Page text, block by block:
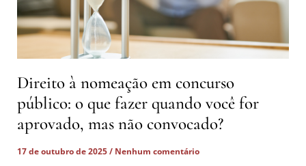
Direito à nomeação em concurso
público: o que fazer quando você for
aprovado, mas não convocado?
17 de outubro de 2025
Nenhum comentário